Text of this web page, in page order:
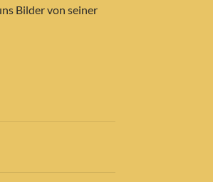
Bilder von seiner